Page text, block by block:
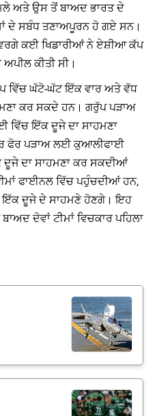
ਅਤੇ ਉਸ ਤੋਂ ਬਾਅਦ ਭਾਰਤ ਦੇ
ਦੇ ਸਬੰਧ ਤਣਾਅਪੂਰਨ ਹੋ ਗਏ ਸਨ।
ਕਈ ਖਿਡਾਰੀਆਂ ਨੇ ਏਸ਼ੀਆ ਕੱਪ
ਅਪੀਲ ਕੀਤੀ ਸੀ।
ਵਿੱਚ ਘੱਟੋ-ਘੱਟ ਇੱਕ ਵਾਰ ਅਤੇ ਵੱਧ
ਕਰ ਸਕਦੇ ਹਨ। ਗਰੁੱਪ ਪੜਾਅ
ਵਿੱਚ ਇੱਕ ਦੂਜੇ ਦਾ ਸਾਹਮਣਾ
ਫੋਰ ਪੜਾਅ ਲਈ ਕੁਆਲੀਫਾਈ
ਦਾ ਸਾਹਮਣਾ ਕਰ ਸਕਦੀਆਂ
ਫਾਈਨਲ ਵਿੱਚ ਪਹੁੰਚਦੀਆਂ ਹਨ,
ਇੱਕ ਦੂਜੇ ਦੇ ਸਾਹਮਣੇ ਹੋਣਗੇ। ਇਹ
ਦੋਵਾਂ ਟੀਮਾਂ ਵਿਚਕਾਰ ਪਹਿਲਾ